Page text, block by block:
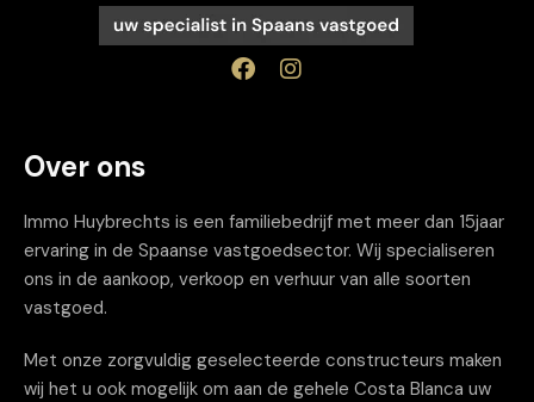
Over ons
Immo Huybrechts is een familiebedrijf met meer dan 15jaar
ervaring in de Spaanse vastgoedsector. Wij specialiseren
ons in de aankoop, verkoop en verhuur van alle soorten
vastgoed.
Met onze zorgvuldig geselecteerde constructeurs maken
wij het u ook mogelijk om aan de gehele Costa Blanca uw